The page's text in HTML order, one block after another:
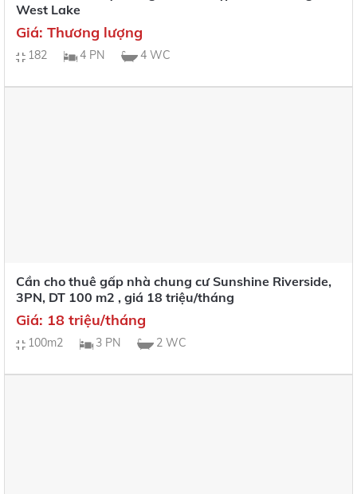
West Lake
Giá: Thương lượng
182 4 PN 4 WC
Cần cho thuê gấp nhà chung cư Sunshine Riverside,
3PN, DT 100 m2 , giá 18 triệu/tháng
Giá: 18 triệu/tháng
100m2 3 PN 2 WC